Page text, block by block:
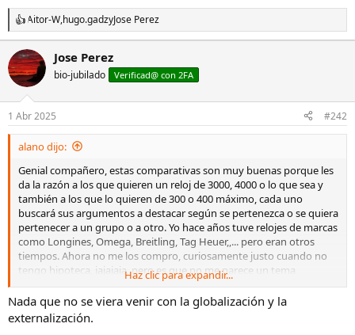
R
e
a
c
c
o
n
e
Aitor-W,hugo.gadzyJose Perez
Jose Perez
bio-jubilado Verificad@ con 2FA
1 Abr 2025 #242
alano dijo:
Genial compañero, estas comparativas son muy buenas porque les
da la razón a los que quieren un reloj de 3000, 4000 o lo que sea y
también a los que lo quieren de 300 o 400 máximo, cada uno
buscará sus argumentos a destacar según se pertenezca o se quiera
pertenecer a un grupo o a otro. Yo hace años tuve relojes de marcas
como Longines, Omega, Breitling, Tag Heuer,,... pero eran otros
tiempos. Ahora no me los compro, curiosamente justo cuando no
tengo hipoteca, jajajaja, pero es que no me parece un tema
económico, aunque sí, es importante y llama mucho la atención las
diferencias de precio, pero como consumidor europeo me siento
engañado, y ahora no hablo solo de relojes, por ejemplo cuanto
cuesta un Honda en España y en EEUU?, Y un Iphone ?, y cuanto
Haz clic para expandir...
Nada que no se viera venir con la globalización y la
externalización.